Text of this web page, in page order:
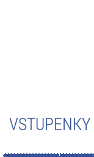
VSTUPENKY